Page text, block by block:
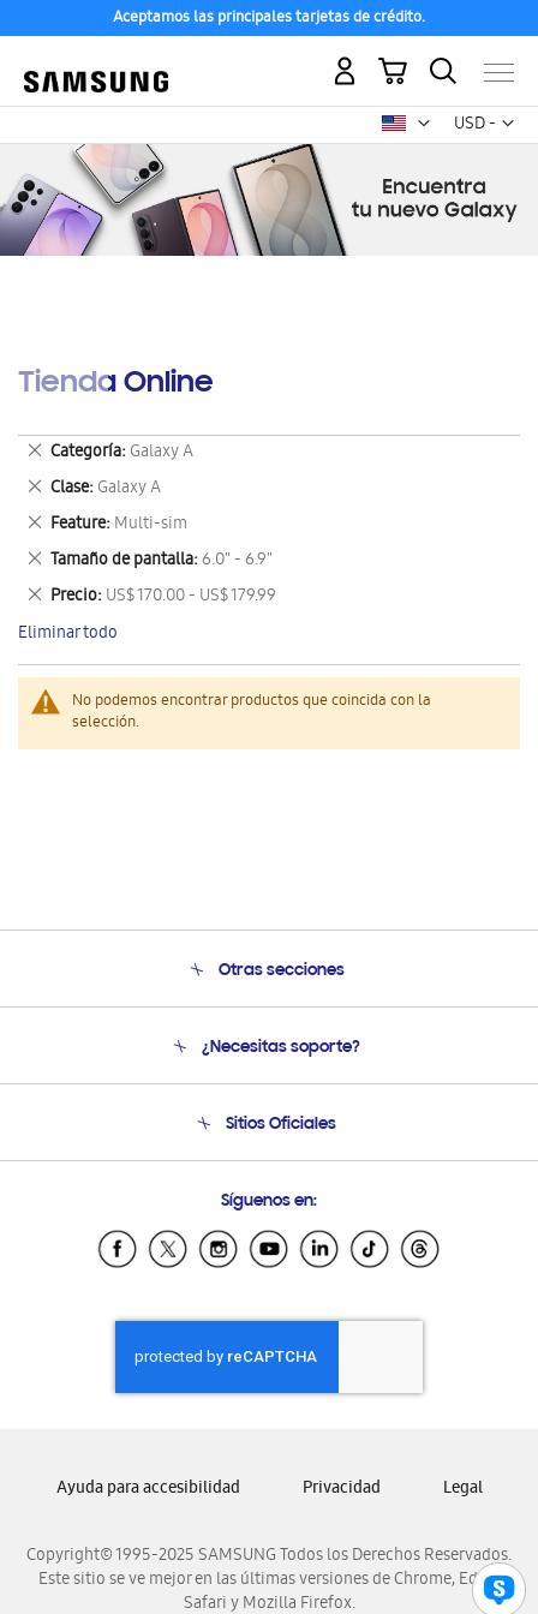
Aceptamos las principales tarjetas de crédito.
USD -
dólar
Mi carrito
Tienda Online
No podemos encontrar productos que coincida con la
selección.
Categoría Galaxy A
Eliminar
este
artículo
Clase Galaxy A
Eliminar
este
artículo
Feature Multi-sim
Eliminar
este
artículo
Tamaño de pantalla 6.0" - 6.9"
Eliminar
este
artículo
Precio US$ 170.00 - US$ 179.99
Eliminar
este
artículo
Eliminar todo
Otras secciones
Soporte
Condiciones de Compra
¿Necesitas soporte?
Soporte vía eMail
Sitios Oficiales
Samsung Ecuador
Samsung El Salvador
Samsung Honduras
Samsung Nicaragua
Samsung Panamá
Samsung Venezuela
Síguenos en:
Copyright© 1995-2025 SAMSUNG Todos los Derechos Reservados.
Este sitio se ve mejor en las últimas versiones de Chrome, Edge,
Safari y Mozilla Firefox.
Ayuda para accesibilidad Privacidad Legal